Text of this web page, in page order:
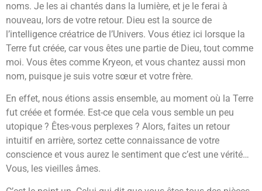
noms. Je les ai chantés dans la lumière, et je le ferai à
nouveau, lors de votre retour. Dieu est la source de
l’intelligence créatrice de l’Univers. Vous étiez ici lorsque la
Terre fut créée, car vous êtes une partie de Dieu, tout comme
moi. Vous êtes comme Kryeon, et vous chantez aussi mon
nom, puisque je suis votre sœur et votre frère.
En effet, nous étions assis ensemble, au moment où la Terre
fut créée et formée. Est-ce que cela vous semble un peu
utopique ? Êtes-vous perplexes ? Alors, faites un retour
intuitif en arrière, sortez cette connaissance de votre
conscience et vous aurez le sentiment que c’est une vérité…
Vous, les vieilles âmes.